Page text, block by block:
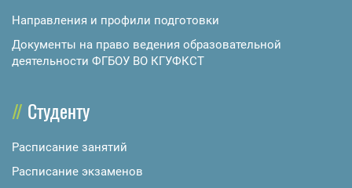
Направления и профили подготовки
Документы на право ведения образовательной
деятельности ФГБОУ ВО КГУФКСТ
Студенту
Расписание занятий
Расписание экзаменов